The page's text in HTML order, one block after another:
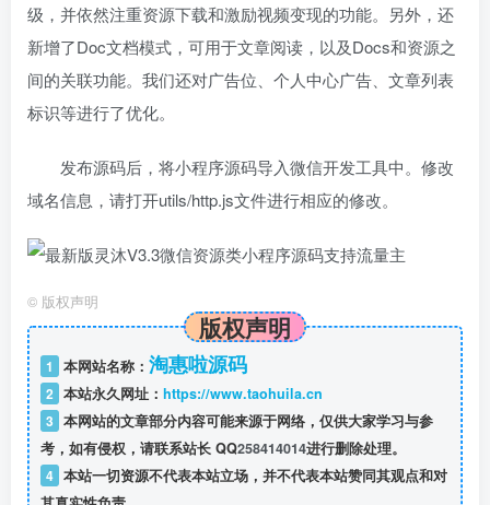
级，并依然注重资源下载和激励视频变现的功能。另外，还
新增了Doc文档模式，可用于文章阅读，以及Docs和资源之
间的关联功能。我们还对广告位、个人中心广告、文章列表
标识等进行了优化。
发布源码后，将小程序源码导入微信开发工具中。修改
域名信息，请打开utils/http.js文件进行相应的修改。
© 版权声明
版权声明
1 本网站名称： 淘惠啦源码
2 本站永久网址： https://www.taohuila.cn
3 本网站的文章部分内容可能来源于网络，仅供大家学习与参
考，如有侵权，请联系站长 QQ258414014进行删除处理。
4 本站一切资源不代表本站立场，并不代表本站赞同其观点和对